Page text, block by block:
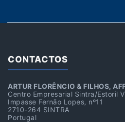
CONTACTOS
ARTUR FLORÊNCIO & FILHOS,
Centro Empresarial Sintra/Estoril
Impasse Fernão Lopes, nº11
2710-264 SINTRA
Portugal